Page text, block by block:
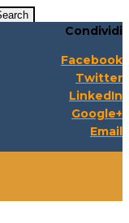
Condividi
Facebook
Twitter
LinkedIn
Google+
Email